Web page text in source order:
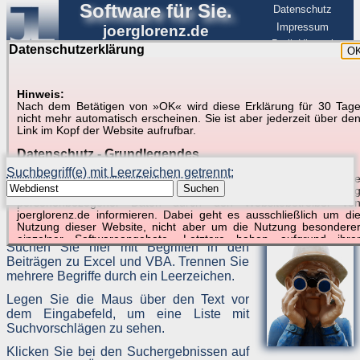
Datenschutzerklärung
Hinweis:
Nach dem Betätigen von »OK« wird diese Erklärung für 30 Tage
nicht mehr automatisch erscheinen. Sie ist aber jederzeit über den
Link im Kopf der Website aufrufbar.
Datenschutz - Grundlegendes
Diese Datenschutzerklärung soll die Nutzer dieser Website über die
Art, den Umfang und den Zweck der Erhebung und Verwendung
personenbezogener Daten durch den Websitebetreiber von
joerglorenz.de informieren. Dabei geht es ausschließlich um die
Nutzung dieser Website, nicht aber um die Nutzung besonderer
einzelner Softwareangebote. Letztere haben aufgrund ihrer
Funktionen Besonderheiten, so dass verschiedene Daten
gespeichert werden müssen, die für das Funktionieren erforderlich
sind. Hier ist es wichtig, dass Sie selbst zum Testen dieser
Funktionen möglichst erfundene Daten verwenden. Ansonsten wird
auf die spezifischen Besonderheiten beim jeweiligen Angebot
gesondert hingewiesen.
Generell gilt: Wenn Sie ein Angebot bei den Add-Ins nutzen, bei
dem Daten übertragen werden, werden diese Daten auf dem
Software für Sie.
joerglorenz.de
Datenschutz
Impressum
BerlinHimmel
Suche in Beispielen und Tipps zu Excel und
VBA
Suchbegriff(e) mit Leerzeichen getrennt:
Suchen
Keine Suchergebnisse.
Suchen Sie hier mit Begriffen in den
Beiträgen zu Excel und VBA. Trennen Sie
mehrere Begriffe durch ein Leerzeichen.
Legen Sie die Maus über den Text vor
dem Eingabefeld, um eine Liste mit
Suchvorschlägen zu sehen.
Klicken Sie bei den Suchergebnissen auf